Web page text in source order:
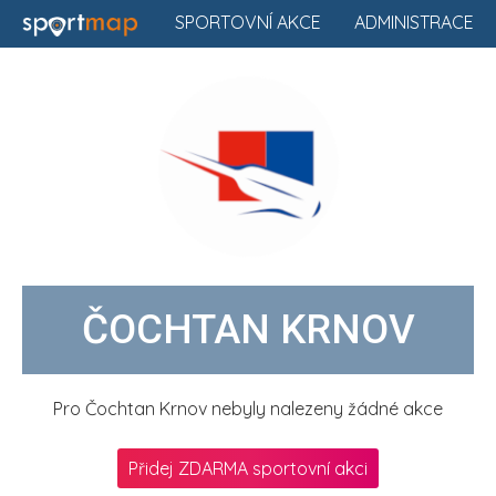
ADMINISTRACE
SPORTOVNÍ AKCE
ČOCHTAN KRNOV
Pro Čochtan Krnov nebyly nalezeny žádné akce
Přidej ZDARMA sportovní akci